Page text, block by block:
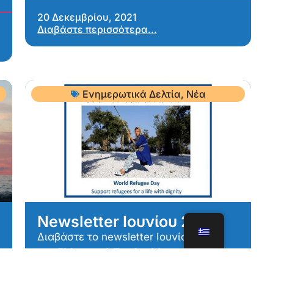
20 Δεκεμβρίου, 2021
Διαβάστε περισσότερα...
Ενημερωτικά Δελτία, Νέα
Newsletter Ιουνίου 2021
Διαβάστε το newsletter Ιουνίου 2021
του Ελληνικού Συμβουλίου...